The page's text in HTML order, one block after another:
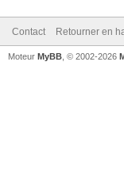
Contact Retourner en
Moteur MyBB , © 2002-2026